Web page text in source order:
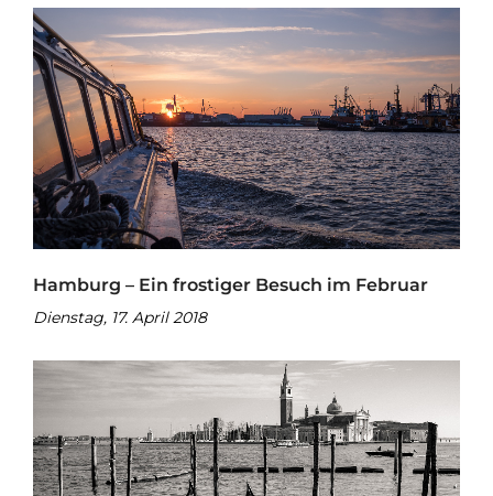
Hamburg – Ein frostiger Besuch im Februar
Dienstag, 17. April 2018